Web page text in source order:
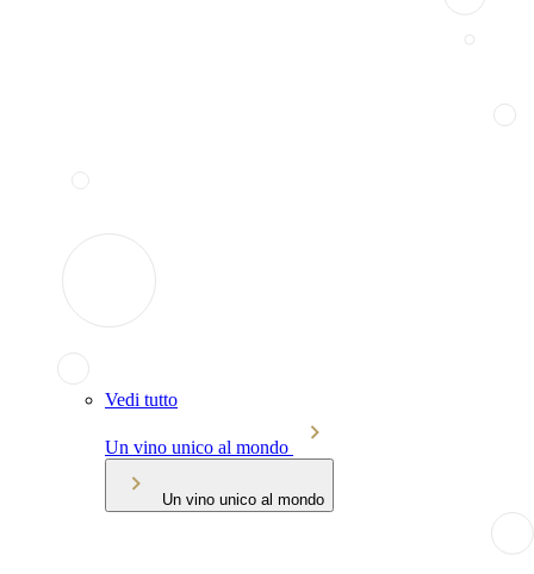
Vedi tutto
Un vino unico al mondo
Un vino unico al mondo